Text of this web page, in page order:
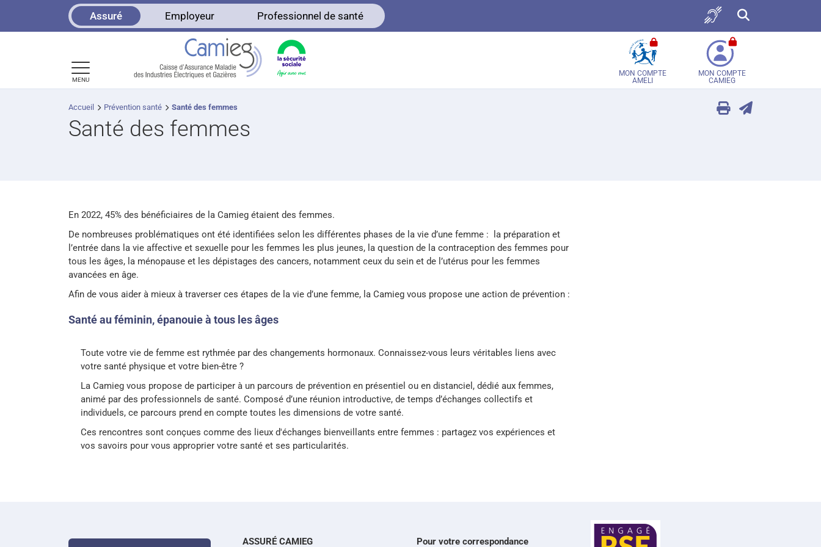
Panneau de gestion des cookies
Assuré Employeur Professionnel de santé Accès sourds et
MENU
MON COMPTE
AMELI
MON COMPTE
CAMIEG
Accueil Prévention santé Santé des femmes
Santé des femmes
En 2022, 45% des bénéficiaires de la Camieg étaient des femmes.
De nombreuses problématiques ont été identifiées selon les différentes phases de la vie d’une femme : la préparation et
l’entrée dans la vie affective et sexuelle pour les femmes les plus jeunes, la question de la contraception des femmes pour
tous les âges, la ménopause et les dépistages des cancers, notamment ceux du sein et de l’utérus pour les femmes
avancées en âge.
Afin de vous aider à mieux à traverser ces étapes de la vie d’une femme, la Camieg vous propose une action de prévention :
Santé au féminin, épanouie à tous les âges
Toute votre vie de femme est rythmée par des changements hormonaux. Connaissez-vous leurs véritables liens avec
votre santé physique et votre bien-être ?
La Camieg vous propose de participer à un parcours de prévention en présentiel ou en distanciel, dédié aux femmes,
animé par des professionnels de santé. Composé d’une réunion introductive, de temps d’échanges collectifs et
individuels, ce parcours prend en compte toutes les dimensions de votre santé.
Ces rencontres sont conçues comme des lieux d'échanges bienveillants entre femmes : partagez vos expériences et
vos savoirs pour vous approprier votre santé et ses particularités.
ASSURÉ CAMIEG Pour votre correspondance